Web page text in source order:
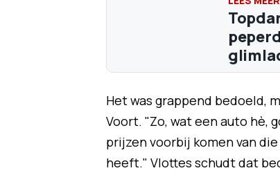
Het was grappend bedoeld,
Voort. "Zo, wat een auto hè,
prijzen voorbij komen van
heeft." Vlottes schudt dat